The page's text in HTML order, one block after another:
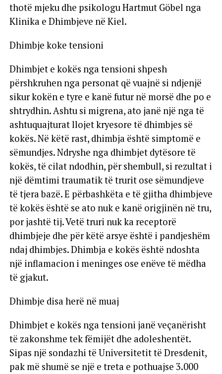
thotë mjeku dhe psikologu Hartmut Göbel nga
Klinika e Dhimbjeve në Kiel.
Dhimbje koke tensioni
Dhimbjet e kokës nga tensioni shpesh
përshkruhen nga personat që vuajnë si ndjenjë
sikur kokën e tyre e kanë futur në morsë dhe po e
shtrydhin. Ashtu si migrena, ato janë një nga të
ashtuquajturat llojet kryesore të dhimbjes së
kokës. Në këtë rast, dhimbja është simptomë e
sëmundjes. Ndryshe nga dhimbjet dytësore të
kokës, të cilat ndodhin, për shembull, si rezultat i
një dëmtimi traumatik të trurit ose sëmundjeve
të tjera bazë. E përbashkëta e të gjitha dhimbjeve
të kokës është se ato nuk e kanë origjinën në tru,
por jashtë tij. Vetë truri nuk ka receptorë
dhimbjeje dhe për këtë arsye është i pandjeshëm
ndaj dhimbjes. Dhimbja e kokës është ndoshta
një inflamacion i meninges ose enëve të mëdha
të gjakut.
Dhimbje disa herë në muaj
Dhimbjet e kokës nga tensioni janë veçanërisht
të zakonshme tek fëmijët dhe adoleshentët.
Sipas një sondazhi të Universitetit të Dresdenit,
pak më shumë se një e treta e pothuajse 3.000